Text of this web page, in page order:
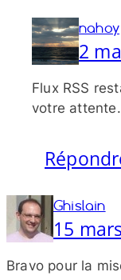
nahoy
2
Flux RSS
votre attente.
Ghislain
15
Bravo pour la